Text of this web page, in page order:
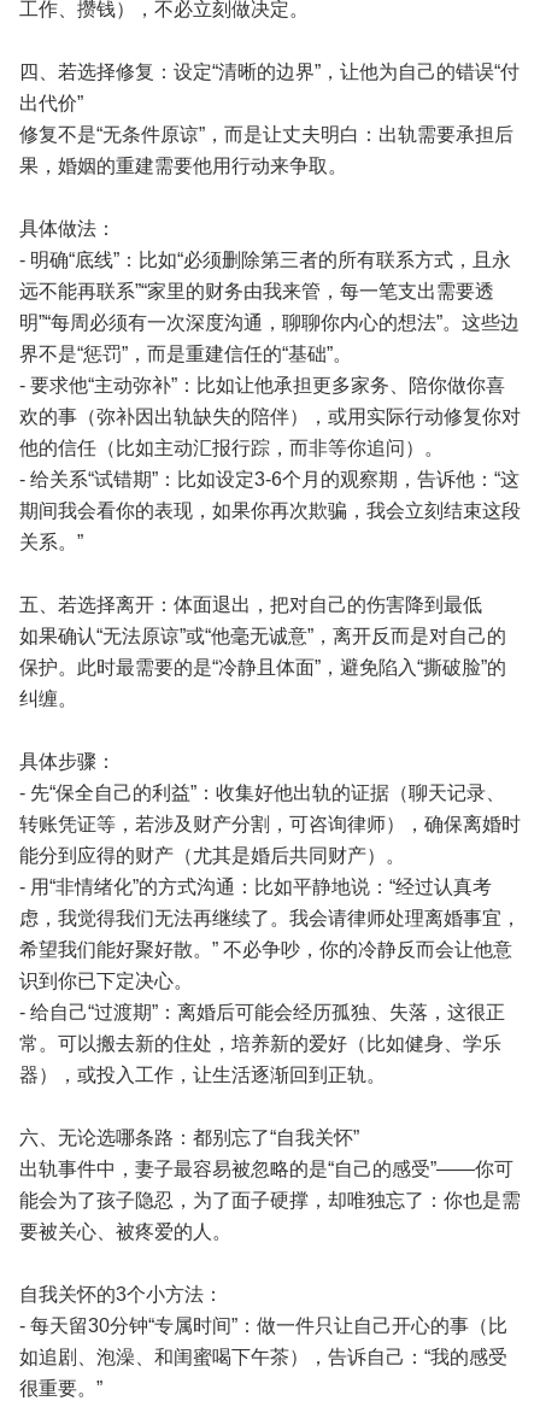
工作、攒钱），不必立刻做决定。
四、若选择修复：设定“清晰的边界”，让他为自己的错误“付
出代价”
修复不是“无条件原谅”，而是让丈夫明白：出轨需要承担后
果，婚姻的重建需要他用行动来争取。
具体做法：
- 明确“底线”：比如“必须删除第三者的所有联系方式，且永
远不能再联系”“家里的财务由我来管，每一笔支出需要透
明”“每周必须有一次深度沟通，聊聊你内心的想法”。这些边
界不是“惩罚”，而是重建信任的“基础”。
- 要求他“主动弥补”：比如让他承担更多家务、陪你做你喜
欢的事（弥补因出轨缺失的陪伴），或用实际行动修复你对
他的信任（比如主动汇报行踪，而非等你追问）。
- 给关系“试错期”：比如设定3-6个月的观察期，告诉他：“这
期间我会看你的表现，如果你再次欺骗，我会立刻结束这段
关系。”
五、若选择离开：体面退出，把对自己的伤害降到最低
如果确认“无法原谅”或“他毫无诚意”，离开反而是对自己的
保护。此时最需要的是“冷静且体面”，避免陷入“撕破脸”的
纠缠。
具体步骤：
- 先“保全自己的利益”：收集好他出轨的证据（聊天记录、
转账凭证等，若涉及财产分割，可咨询律师），确保离婚时
能分到应得的财产（尤其是婚后共同财产）。
- 用“非情绪化”的方式沟通：比如平静地说：“经过认真考
虑，我觉得我们无法再继续了。我会请律师处理离婚事宜，
希望我们能好聚好散。” 不必争吵，你的冷静反而会让他意
识到你已下定决心。
- 给自己“过渡期”：离婚后可能会经历孤独、失落，这很正
常。可以搬去新的住处，培养新的爱好（比如健身、学乐
器），或投入工作，让生活逐渐回到正轨。
六、无论选哪条路：都别忘了“自我关怀”
出轨事件中，妻子最容易被忽略的是“自己的感受”——你可
能会为了孩子隐忍，为了面子硬撑，却唯独忘了：你也是需
要被关心、被疼爱的人。
自我关怀的3个小方法：
- 每天留30分钟“专属时间”：做一件只让自己开心的事（比
如追剧、泡澡、和闺蜜喝下午茶），告诉自己：“我的感受
很重要。”